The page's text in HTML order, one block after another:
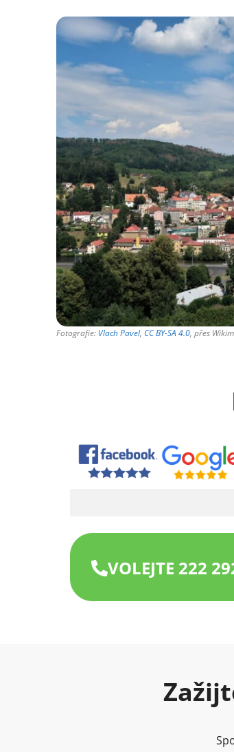
Fotografie: Vlach Pavel, CC BY-SA 4.0, přes
VOLEJTE 222